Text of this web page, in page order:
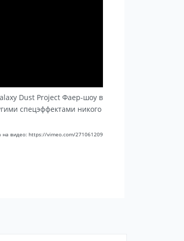
Dust Project Фаер-шоу в
спецэффектами никого
на видео: https://vimeo.com/271061209